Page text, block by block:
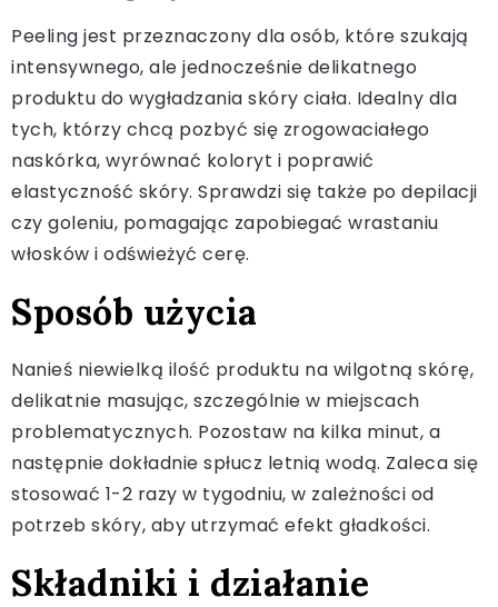
Peeling jest przeznaczony dla osób, które szukają
intensywnego, ale jednocześnie delikatnego
produktu do wygładzania skóry ciała. Idealny dla
tych, którzy chcą pozbyć się zrogowaciałego
naskórka, wyrównać koloryt i poprawić
elastyczność skóry. Sprawdzi się także po depilacji
czy goleniu, pomagając zapobiegać wrastaniu
włosków i odświeżyć cerę.
Sposób użycia
Nanieś niewielką ilość produktu na wilgotną skórę,
delikatnie masując, szczególnie w miejscach
problematycznych. Pozostaw na kilka minut, a
następnie dokładnie spłucz letnią wodą. Zaleca się
stosować 1-2 razy w tygodniu, w zależności od
potrzeb skóry, aby utrzymać efekt gładkości.
Składniki i działanie